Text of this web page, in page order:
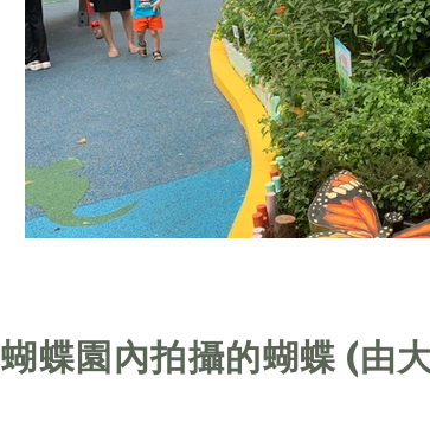
蝴蝶園內拍攝的蝴蝶 (由